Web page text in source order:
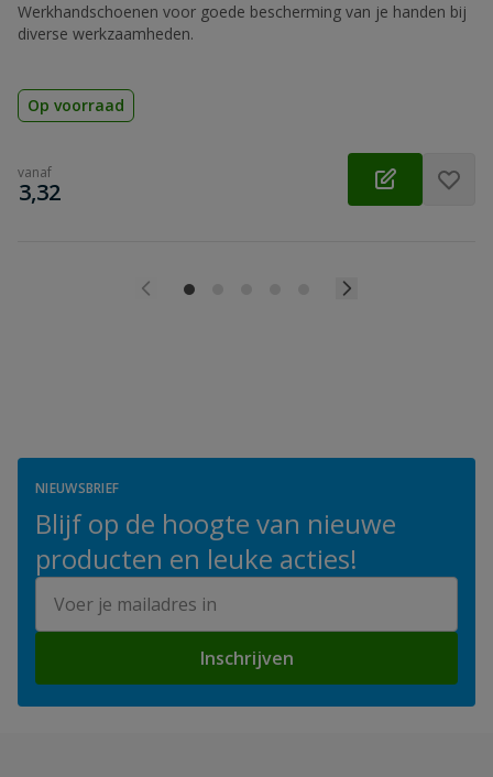
Werkhandschoenen voor goede bescherming van je handen bij
diverse werkzaamheden.
Op voorraad
vanaf
€
3,32
NIEUWSBRIEF
Blijf op de hoogte van nieuwe
producten en leuke acties!
Inschrijven